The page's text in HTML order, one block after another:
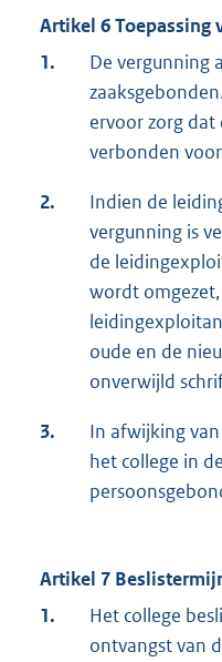
Artikel 6 Toepassing
1.
De vergunning
ervoor zorg dat
verbonden
2.
Indien de
vergunning is
de
wordt
oude en de
onverwijld
3.
In afwijking
het college in
Artikel 7
1.
Het college
ontvangst van